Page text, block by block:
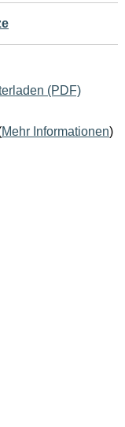
(PDF)
Mehr Informationen)